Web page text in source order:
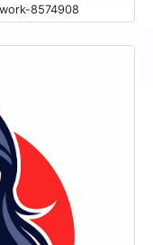
8574908